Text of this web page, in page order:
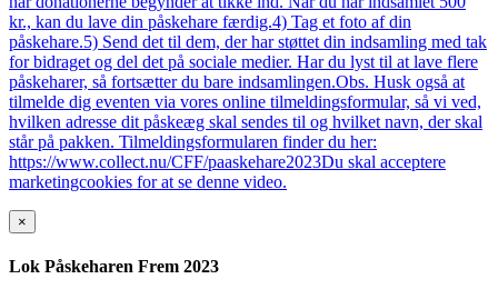
kr., kan du lave din påskehare færdig.4) Tag et foto af din
påskehare.5) Send det til dem, der har støttet din indsamling med tak
for bidraget og del det på sociale medier. Har du lyst til at lave flere
påskeharer, så fortsætter du bare indsamlingen.Obs. Husk også at
tilmelde dig eventen via vores online tilmeldingsformular, så vi ved,
hvilken adresse dit påskeæg skal sendes til og hvilket navn, der skal
står på pakken. Tilmeldingsformularen finder du her:
https://www.collect.nu/CFF/paaskehare2023Du skal acceptere
marketingcookies for at se denne video.
×
Lok Påskeharen Frem 2023